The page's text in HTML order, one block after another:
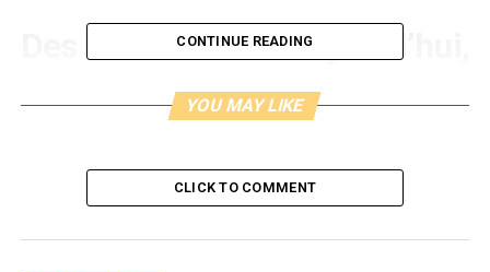
Des années 80 à aujourd’hui,
pourquoi et comment les
beaux jours des marques de
sport ?
CONTINUE READING
YOU MAY LIKE
CLICK TO COMMENT